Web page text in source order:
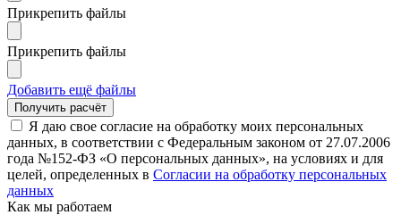
Прикрепить файлы
Прикрепить файлы
Добавить ещё файлы
Я даю свое согласие на обработку моих персональных
данных, в соответствии с Федеральным законом от 27.07.2006
года №152-ФЗ «О персональных данных», на условиях и для
целей, определенных в Согласии на обработку персональных
данных
Как мы работаем